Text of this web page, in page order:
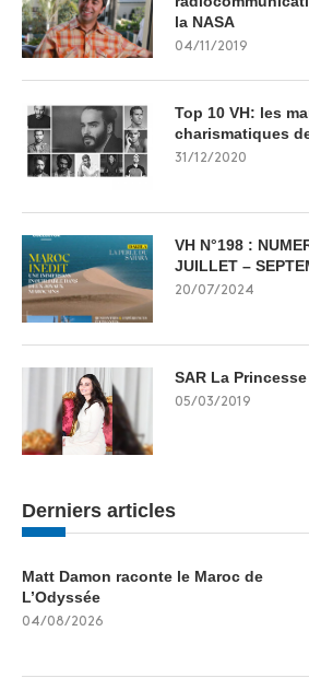
la NASA
04/11/2019
Top 10 VH: les
charismatiques
31/12/2020
VH N°198 :
JUILLET –
20/07/2024
SAR La
05/03/2019
Derniers articles
Matt Damon raconte le Maroc de
L’Odyssée
04/08/2026